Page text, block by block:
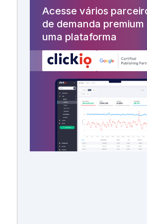
Acesse vários
de demanda premium
uma plataforma